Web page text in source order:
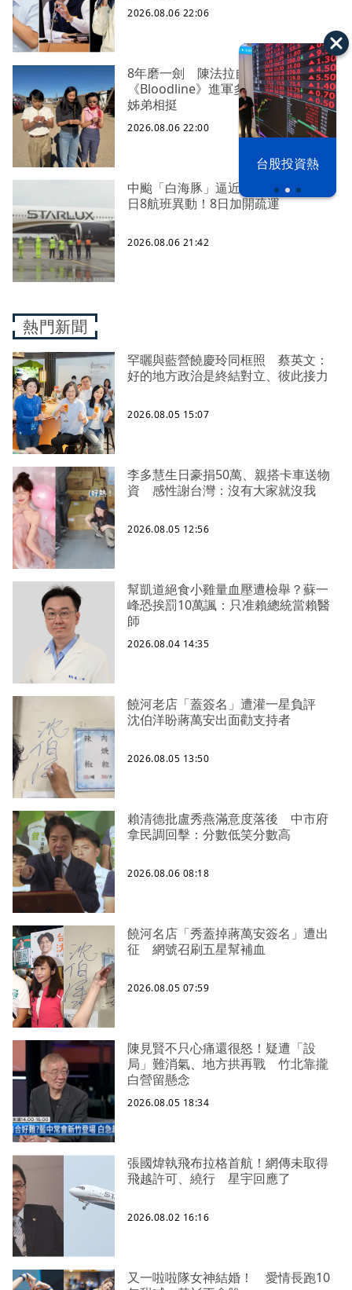
台股投資熱
2026.08.06 22:06
8年磨一劍 陳法拉自編自導
《Bloodline》進軍多倫多 柯林法洛
姊弟相挺
2026.08.06 22:00
中颱「白海豚」逼近北台灣 星宇台
日8航班異動！8日加開疏運
2026.08.06 21:42
熱門新聞
罕曬與藍營饒慶玲同框照 蔡英文：
好的地方政治是終結對立、彼此接力
2026.08.05 15:07
李多慧生日豪捐50萬、親搭卡車送物
資 感性謝台灣：沒有大家就沒我
2026.08.05 12:56
幫凱道絕食小雞量血壓遭檢舉？蘇一
峰恐挨罰10萬諷：只准賴總統當賴醫
師
2026.08.04 14:35
饒河老店「蓋簽名」遭灌一星負評
沈伯洋盼蔣萬安出面勸支持者
2026.08.05 13:50
賴清德批盧秀燕滿意度落後 中市府
拿民調回擊：分數低笑分數高
2026.08.06 08:18
饒河名店「秀蓋掉蔣萬安簽名」遭出
征 網號召刷五星幫補血
2026.08.05 07:59
陳見賢不只心痛還很怒！疑遭「設
局」難消氣、地方拱再戰 竹北靠攏
白營留懸念
2026.08.05 18:34
張國煒執飛布拉格首航！網傳未取得
飛越許可、繞行 星宇回應了
2026.08.02 16:16
又一啦啦隊女神結婚！ 愛情長跑10